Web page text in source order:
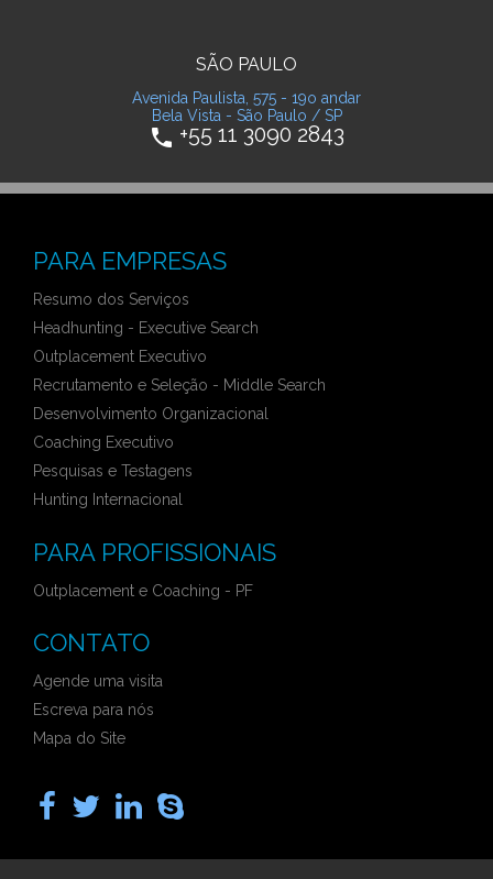
SÃO PAULO
Avenida Paulista, 575 - 19o andar
Bela Vista - São Paulo / SP
phone +55 11 3090 2843
PARA EMPRESAS
Resumo dos Serviços
Headhunting - Executive Search
Outplacement Executivo
Recrutamento e Seleção - Middle Search
Desenvolvimento Organizacional
Coaching Executivo
Pesquisas e Testagens
Hunting Internacional
PARA PROFISSIONAIS
Outplacement e Coaching - PF
CONTATO
Agende uma visita
Escreva para nós
Mapa do Site